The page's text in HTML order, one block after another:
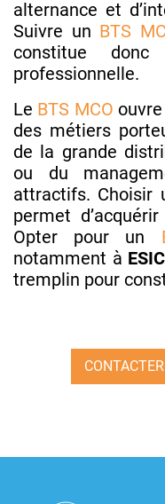
alternance et
Suivre un BTS
constitue
professionnelle.
Le BTS MCO
des métiers
de la grande
ou du
attractifs. Choisir
permet
Opter pour un
notamment à
tremplin pour